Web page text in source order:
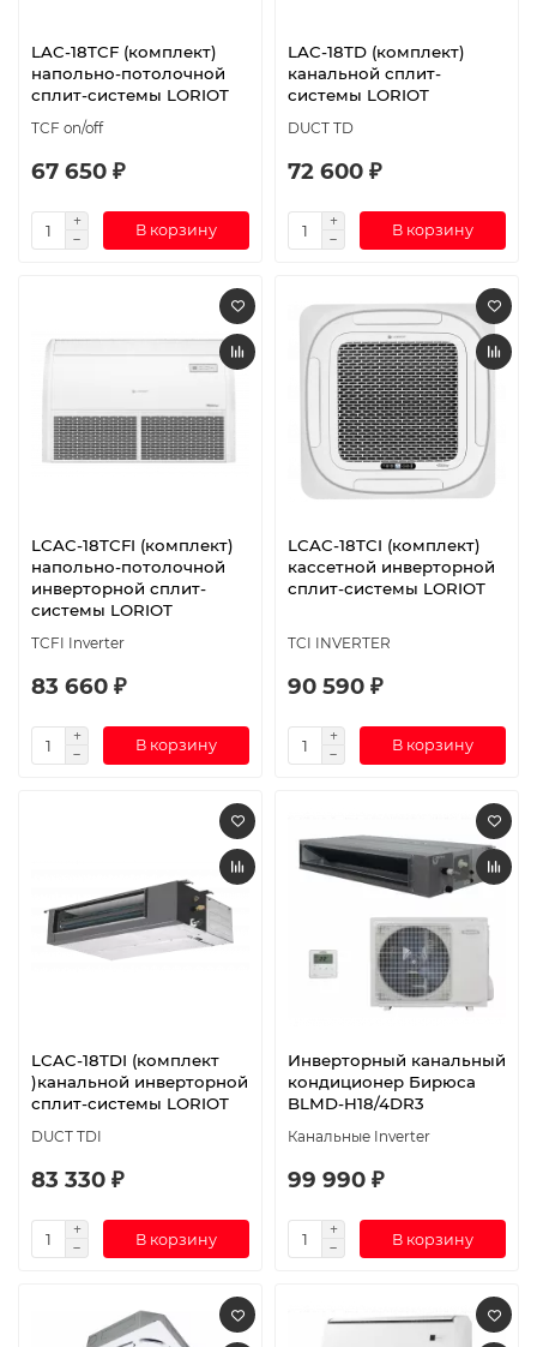
LAC-18TCF (комплект)
напольно-потолочной
сплит-системы LORIOT
TCF on/off
67 650 ₽
В корзину
LAC-18TD (комплект)
канальной сплит-
системы LORIOT
DUCT TD
72 600 ₽
В корзину
LCAC-18TCFI (комплект)
напольно-потолочной
инверторной сплит-
системы LORIOT
TCFI Inverter
83 660 ₽
В корзину
LCAC-18TCI (комплект)
кассетной инверторной
сплит-системы LORIOT
TCI INVERTER
90 590 ₽
В корзину
LCAC-18TDI (комплект
)канальной инверторной
сплит-системы LORIOT
DUCT TDI
83 330 ₽
В корзину
Инверторный канальный
кондиционер Бирюса
BLMD-H18/4DR3
Канальные Inverter
99 990 ₽
В корзину